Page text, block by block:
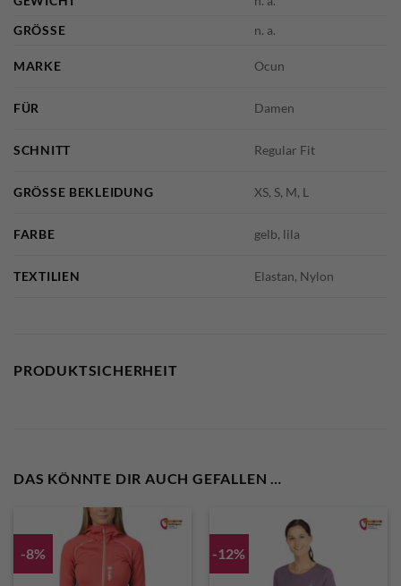
GRÖSSE
n. a.
MARKE Ocun
FÜR Damen
SCHNITT Regular Fit
GRÖSSE BEKLEIDUNG XS, S, M, L
FARBE gelb, lila
TEXTILIEN Elastan, Nylon
PRODUKTSICHERHEIT
DAS KÖNNTE DIR AUCH GEFALLEN …
-8% -12%